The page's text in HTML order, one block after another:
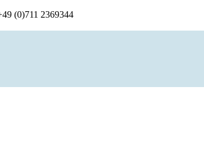
(0)711 2369344